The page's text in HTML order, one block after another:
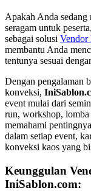
Apakah Anda sedang
seragam untuk
sebagai solusi Vendor
membantu Anda
tentunya sesuai
Dengan pengalaman
konveksi,
event mulai dari
run, workshop,
memahami
dalam setiap event,
konveksi kaos yang
Keunggulan
IniSablon.com: